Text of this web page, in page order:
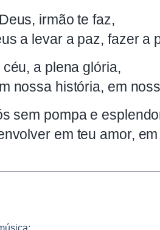
irmão te faz,
a levar a paz, fazer a
a plena glória,
nossa história, em
sem pompa e
em teu amor,